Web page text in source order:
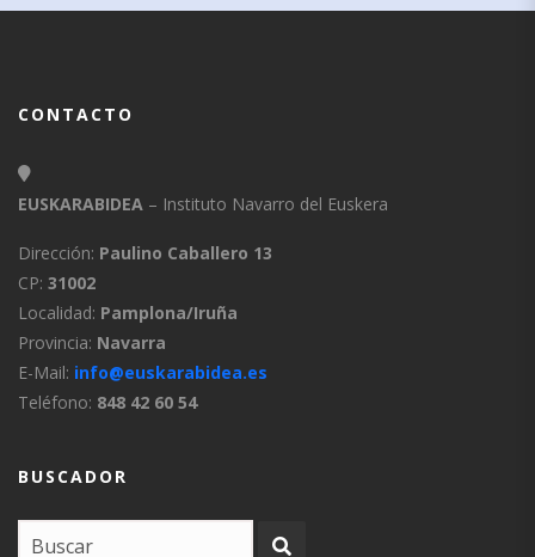
CONTACTO
EUSKARABIDEA – Instituto Navarro del Euskera
Dirección: Paulino Caballero 13
CP: 31002
Localidad: Pamplona/Iruña
Provincia: Navarra
E-Mail: info@euskarabidea.es
Teléfono: 848 42 60 54
BUSCADOR